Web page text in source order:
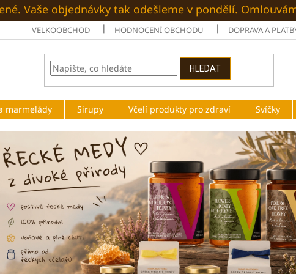
Vaše objednávky tak odešleme v pondělí.
VELKOOBCHOD HODNOCENÍ OBCHODU DOPRAVA A
HLEDAT
marmelády Sirupy Včelí produkty pro zdraví Svíčky